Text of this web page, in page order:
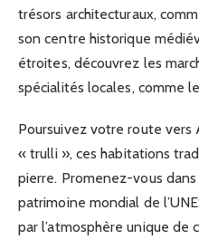
trésors architecturaux,
son centre historique
étroites, découvrez les
spécialités locales, comme
Poursuivez votre route vers
« trulli », ces habitations
pierre. Promenez-vous
patrimoine mondial de
par l’atmosphère unique de